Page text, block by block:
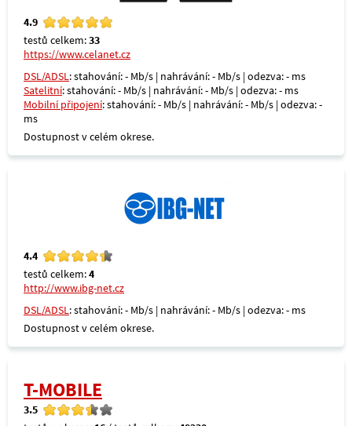
4.9
testů celkem:33
https://www.celanet.cz
DSL/ADSL: stahování: - Mb/s | nahrávání: - Mb/s | odezva: - ms
Satelitní: stahování: - Mb/s | nahrávání: - Mb/s | odezva: - ms
Mobilní připojení: stahování: - Mb/s | nahrávání: - Mb/s | odezva: -
ms
Dostupnost v celém okrese.
4.4
testů celkem:4
http://www.ibg-net.cz
DSL/ADSL: stahování: - Mb/s | nahrávání: - Mb/s | odezva: - ms
Dostupnost v celém okrese.
T-MOBILE
3.5